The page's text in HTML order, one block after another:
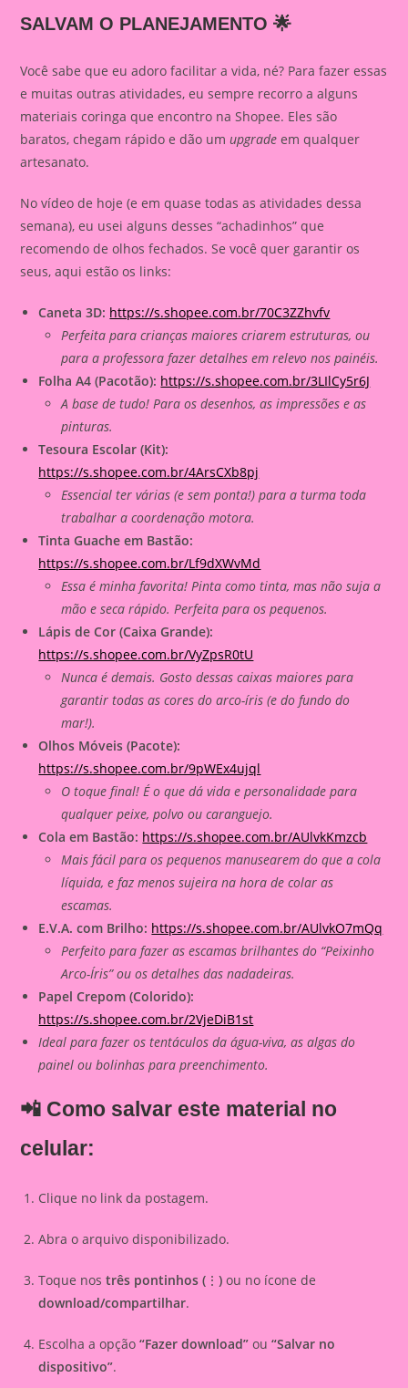
SALVAM O PLANEJAMENTO 🌟
Você sabe que eu adoro facilitar a vida, né? Para fazer essas
e muitas outras atividades, eu sempre recorro a alguns
materiais coringa que encontro na Shopee. Eles são
baratos, chegam rápido e dão umupgrade em qualquer
artesanato.
No vídeo de hoje (e em quase todas as atividades dessa
semana), eu usei alguns desses “achadinhos” que
recomendo de olhos fechados. Se você quer garantir os
seus, aqui estão os links:
Caneta 3D: https://s.shopee.com.br/70C3ZZhvfv
Perfeita para crianças maiores criarem estruturas, ou
para a professora fazer detalhes em relevo nos painéis.
Folha A4 (Pacotão): https://s.shopee.com.br/3LIlCy5r6J
A base de tudo! Para os desenhos, as impressões e as
pinturas.
Tesoura Escolar (Kit):
https://s.shopee.com.br/4ArsCXb8pj
Essencial ter várias (e sem ponta!) para a turma toda
trabalhar a coordenação motora.
Tinta Guache em Bastão:
https://s.shopee.com.br/Lf9dXWvMd
Essa é minha favorita! Pinta como tinta, mas não suja a
mão e seca rápido. Perfeita para os pequenos.
Lápis de Cor (Caixa Grande):
https://s.shopee.com.br/VyZpsR0tU
Nunca é demais. Gosto dessas caixas maiores para
garantir todas as cores do arco-íris (e do fundo do
mar!).
Olhos Móveis (Pacote):
https://s.shopee.com.br/9pWEx4ujql
O toque final! É o que dá vida e personalidade para
qualquer peixe, polvo ou caranguejo.
Cola em Bastão: https://s.shopee.com.br/AUlvkKmzcb
Mais fácil para os pequenos manusearem do que a cola
líquida, e faz menos sujeira na hora de colar as
escamas.
E.V.A. com Brilho: https://s.shopee.com.br/AUlvkO7mQq
Perfeito para fazer as escamas brilhantes do “Peixinho
Arco-Íris” ou os detalhes das nadadeiras.
Papel Crepom (Colorido):
https://s.shopee.com.br/2VjeDiB1st
Ideal para fazer os tentáculos da água-viva, as algas do
painel ou bolinhas para preenchimento.
📲 Como salvar este material no
celular:
Clique no link da postagem.
Abra o arquivo disponibilizado.
Toque nostrês pontinhos ( ⋮) ou no ícone de
download/compartilhar.
Escolha a opção“Fazer download” ou“Salvar no
dispositivo”.